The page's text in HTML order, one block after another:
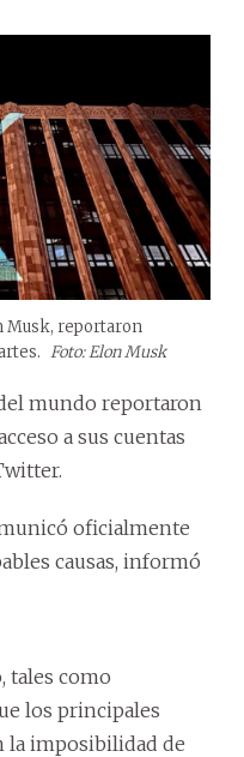
Musk, reportaron
Foto: Elon Musk
mundo reportaron
a sus cuentas
oficialmente
causas, informó
tales como
los principales
la imposibilidad de